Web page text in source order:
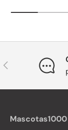
Anterior
Mascotas1000